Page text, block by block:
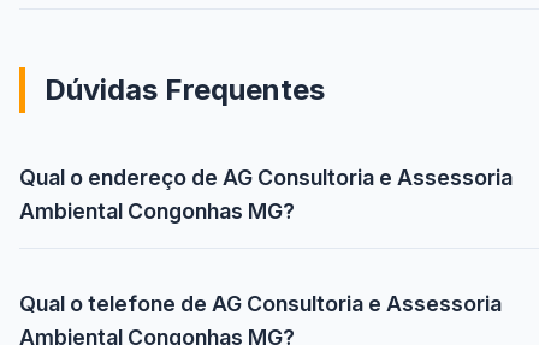
Dúvidas Frequentes
Qual o endereço de AG Consultoria e Assessoria
Ambiental Congonhas MG?
Qual o telefone de AG Consultoria e Assessoria
Ambiental Congonhas MG?